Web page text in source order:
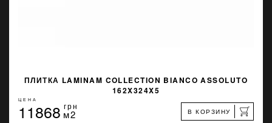
ПЛИТКА LAMINAM COLLECTION BIANCO ASSOLUTO
162X324X5
ЦЕНА
11868 грн
м2 В КОРЗИНУ